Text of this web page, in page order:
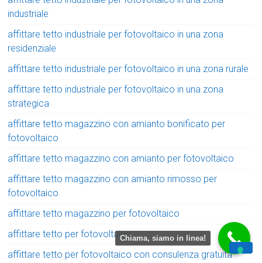
industriale
affittare tetto industriale per fotovoltaico in una zona
residenziale
affittare tetto industriale per fotovoltaico in una zona rurale
affittare tetto industriale per fotovoltaico in una zona
strategica
affittare tetto magazzino con amianto bonificato per
fotovoltaico
affittare tetto magazzino con amianto per fotovoltaico
affittare tetto magazzino con amianto rimosso per
fotovoltaico
affittare tetto magazzino per fotovoltaico
affittare tetto per fotovoltaico
affittare tetto per fotovoltaico con consulenza gratuita
Chiama, siamo in linea!